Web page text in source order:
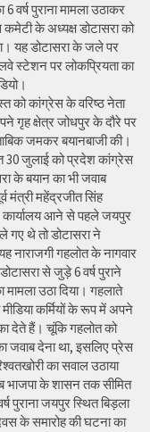
वर्ष पुराना मामला उठाकर
के अध्यक्ष डोटासरा को
यह डोटासरा के जले पर
स्टेशन पर लोकप्रियता का
को कांग्रेस के वरिष्ठ नेता
गृह क्षेत्र जोधपुर के दौरे पर
जमकर बयानबाजी की।
30 जुलाई को प्रदेश कांग्रेस
के बयान का भी जवाब
मंत्री महेंद्रजीत सिंह
आने से पहले जयपुर
थे तो डोटासरा ने
नाराजगी गहलोत के नागवार
से जुड़े 6 वर्ष पुराने
मामला उठा दिया। गहलाते
कर्मियों के रूप में अपने
देते हैं। चूंकि गहलोत को
जवाब देना था, इसलिए प्रेस
का सवाल उठाया
भाजपा के शासन तक सीमित
जयपुर स्थित बिड़ला
के समारोह की घटना का